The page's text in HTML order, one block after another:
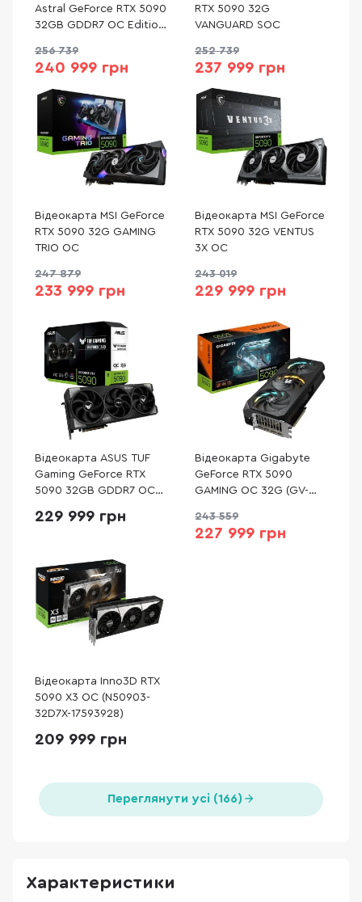
Astral GeForce RTX 5090
32GB GDDR7 OC Edition
O32G-GAMING)
256 739
240 999 грн
RTX 5090 32G
VANGUARD SOC
252 739
237 999 грн
Відеокарта MSI GeForce
RTX 5090 32G GAMING
TRIO OC
247 879
233 999 грн
Відеокарта MSI GeForce
RTX 5090 32G VENTUS
3X OC
243 019
229 999 грн
Відеокарта ASUS TUF
Gaming GeForce RTX
5090 32GB GDDR7 OC
O32G-GAMING)
229 999 грн
Відеокарта Gigabyte
GeForce RTX 5090
GAMING OC 32G (GV-
32GD)
243 559
227 999 грн
Відеокарта Inno3D RTX
5090 X3 OC (N50903-
32D7X-17593928)
209 999 грн
Переглянути усі (166)
Характеристики